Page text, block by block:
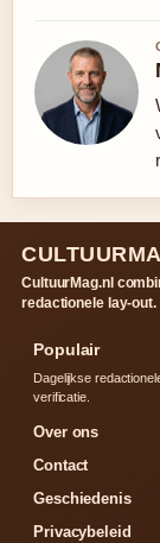
CultuurMag.nl
redactionele lay-
Populair
Dagelijkse
verificatie.
Over ons
Contact
Geschiedenis
Privacybeleid